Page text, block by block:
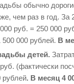
обычно
чем раз в год. За
руб. = 250 000
500 000 рублей. В
детей.
(фактически
рублей. В месяц 4